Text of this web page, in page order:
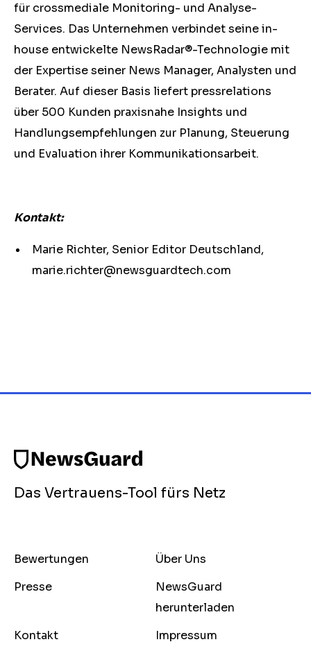
für crossmediale Monitoring- und Analyse-
Services. Das Unternehmen verbindet seine in-
house entwickelte NewsRadar®-Technologie mit
der Expertise seiner News Manager, Analysten und
Berater. Auf dieser Basis liefert pressrelations
über 500 Kunden praxisnahe Insights und
Handlungsempfehlungen zur Planung, Steuerung
und Evaluation ihrer Kommunikationsarbeit.
Kontakt:
Marie Richter, Senior Editor Deutschland,
marie.richter@newsguardtech.com
Das Vertrauens-Tool fürs Netz
Bewertungen
Über Uns
Presse
NewsGuard
herunterladen
Kontakt
Impressum